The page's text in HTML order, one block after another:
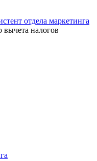
отдела маркетинга
вычета налогов